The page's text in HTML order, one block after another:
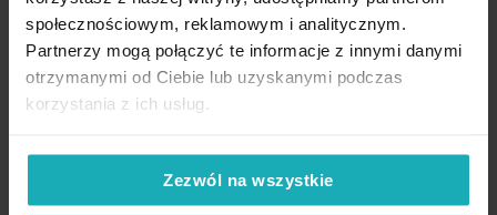
społecznościowym, reklamowym i analitycznym.
Partnerzy mogą połączyć te informacje z innymi danymi
otrzymanymi od Ciebie lub uzyskanymi podczas
korzystania z ich usług.
Zezwól na wszystkie